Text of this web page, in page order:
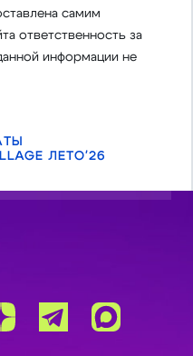
самим
ответственность за
информации не
ЛЕТО'26